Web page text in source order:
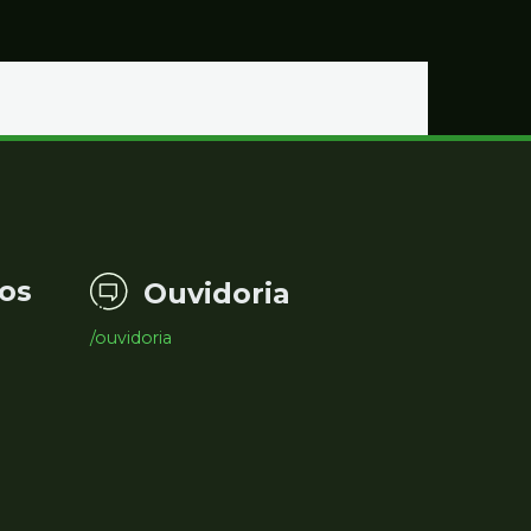
Ouvidoria
/ouvidoria